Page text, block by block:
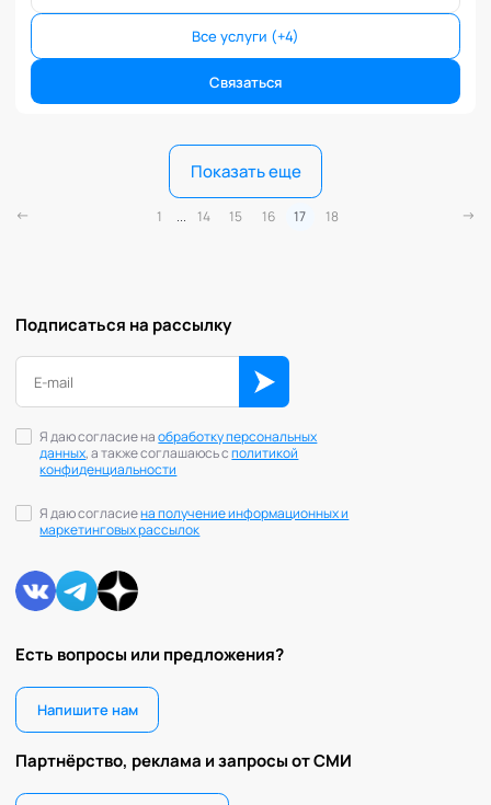
Все услуги (+4)
Связаться
Показать еще
1 ... 14 15 16 17 18
Есть вопросы или предложения?
Напишите нам
Партнёрство, реклама и запросы от СМИ
Подписаться на рассылку
Я даю согласие наобработку персональных
данных, а также соглашаюсь сполитикой
конфиденциальности
Я даю согласиена получение информационных и
маркетинговых рассылок